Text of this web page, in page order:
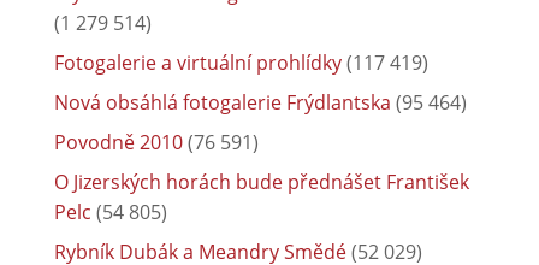
(1 279 514)
Fotogalerie a virtuální prohlídky(117 419)
Nová obsáhlá fotogalerie Frýdlantska (95 464)
Povodně 2010(76 591)
O Jizerských horách bude přednášet František
Pelc (54 805)
Rybník Dubák a Meandry Smědé(52 029)